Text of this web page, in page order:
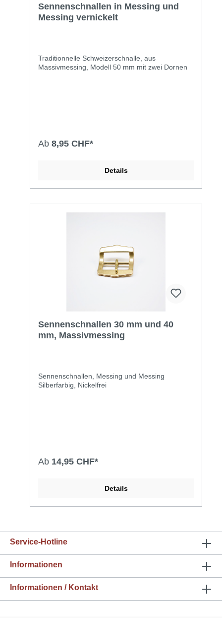
Sennenschnallen in Messing und
Messing vernickelt
Traditionnelle Schweizerschnalle, aus
Massivmessing, Modell 50 mm mit zwei Dornen
Ab 8,95 CHF*
Details
Sennenschnallen 30 mm und 40
mm, Massivmessing
Sennenschnallen, Messing und Messing
Silberfarbig, Nickelfrei
Ab 14,95 CHF*
Details
Service-Hotline
Informationen
Informationen / Kontakt